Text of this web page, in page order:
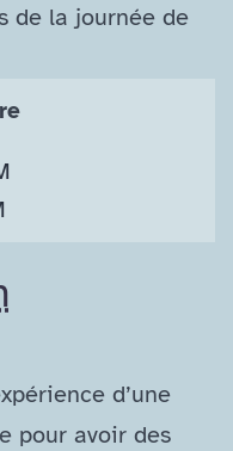
de la journée de
d’une
pour avoir des